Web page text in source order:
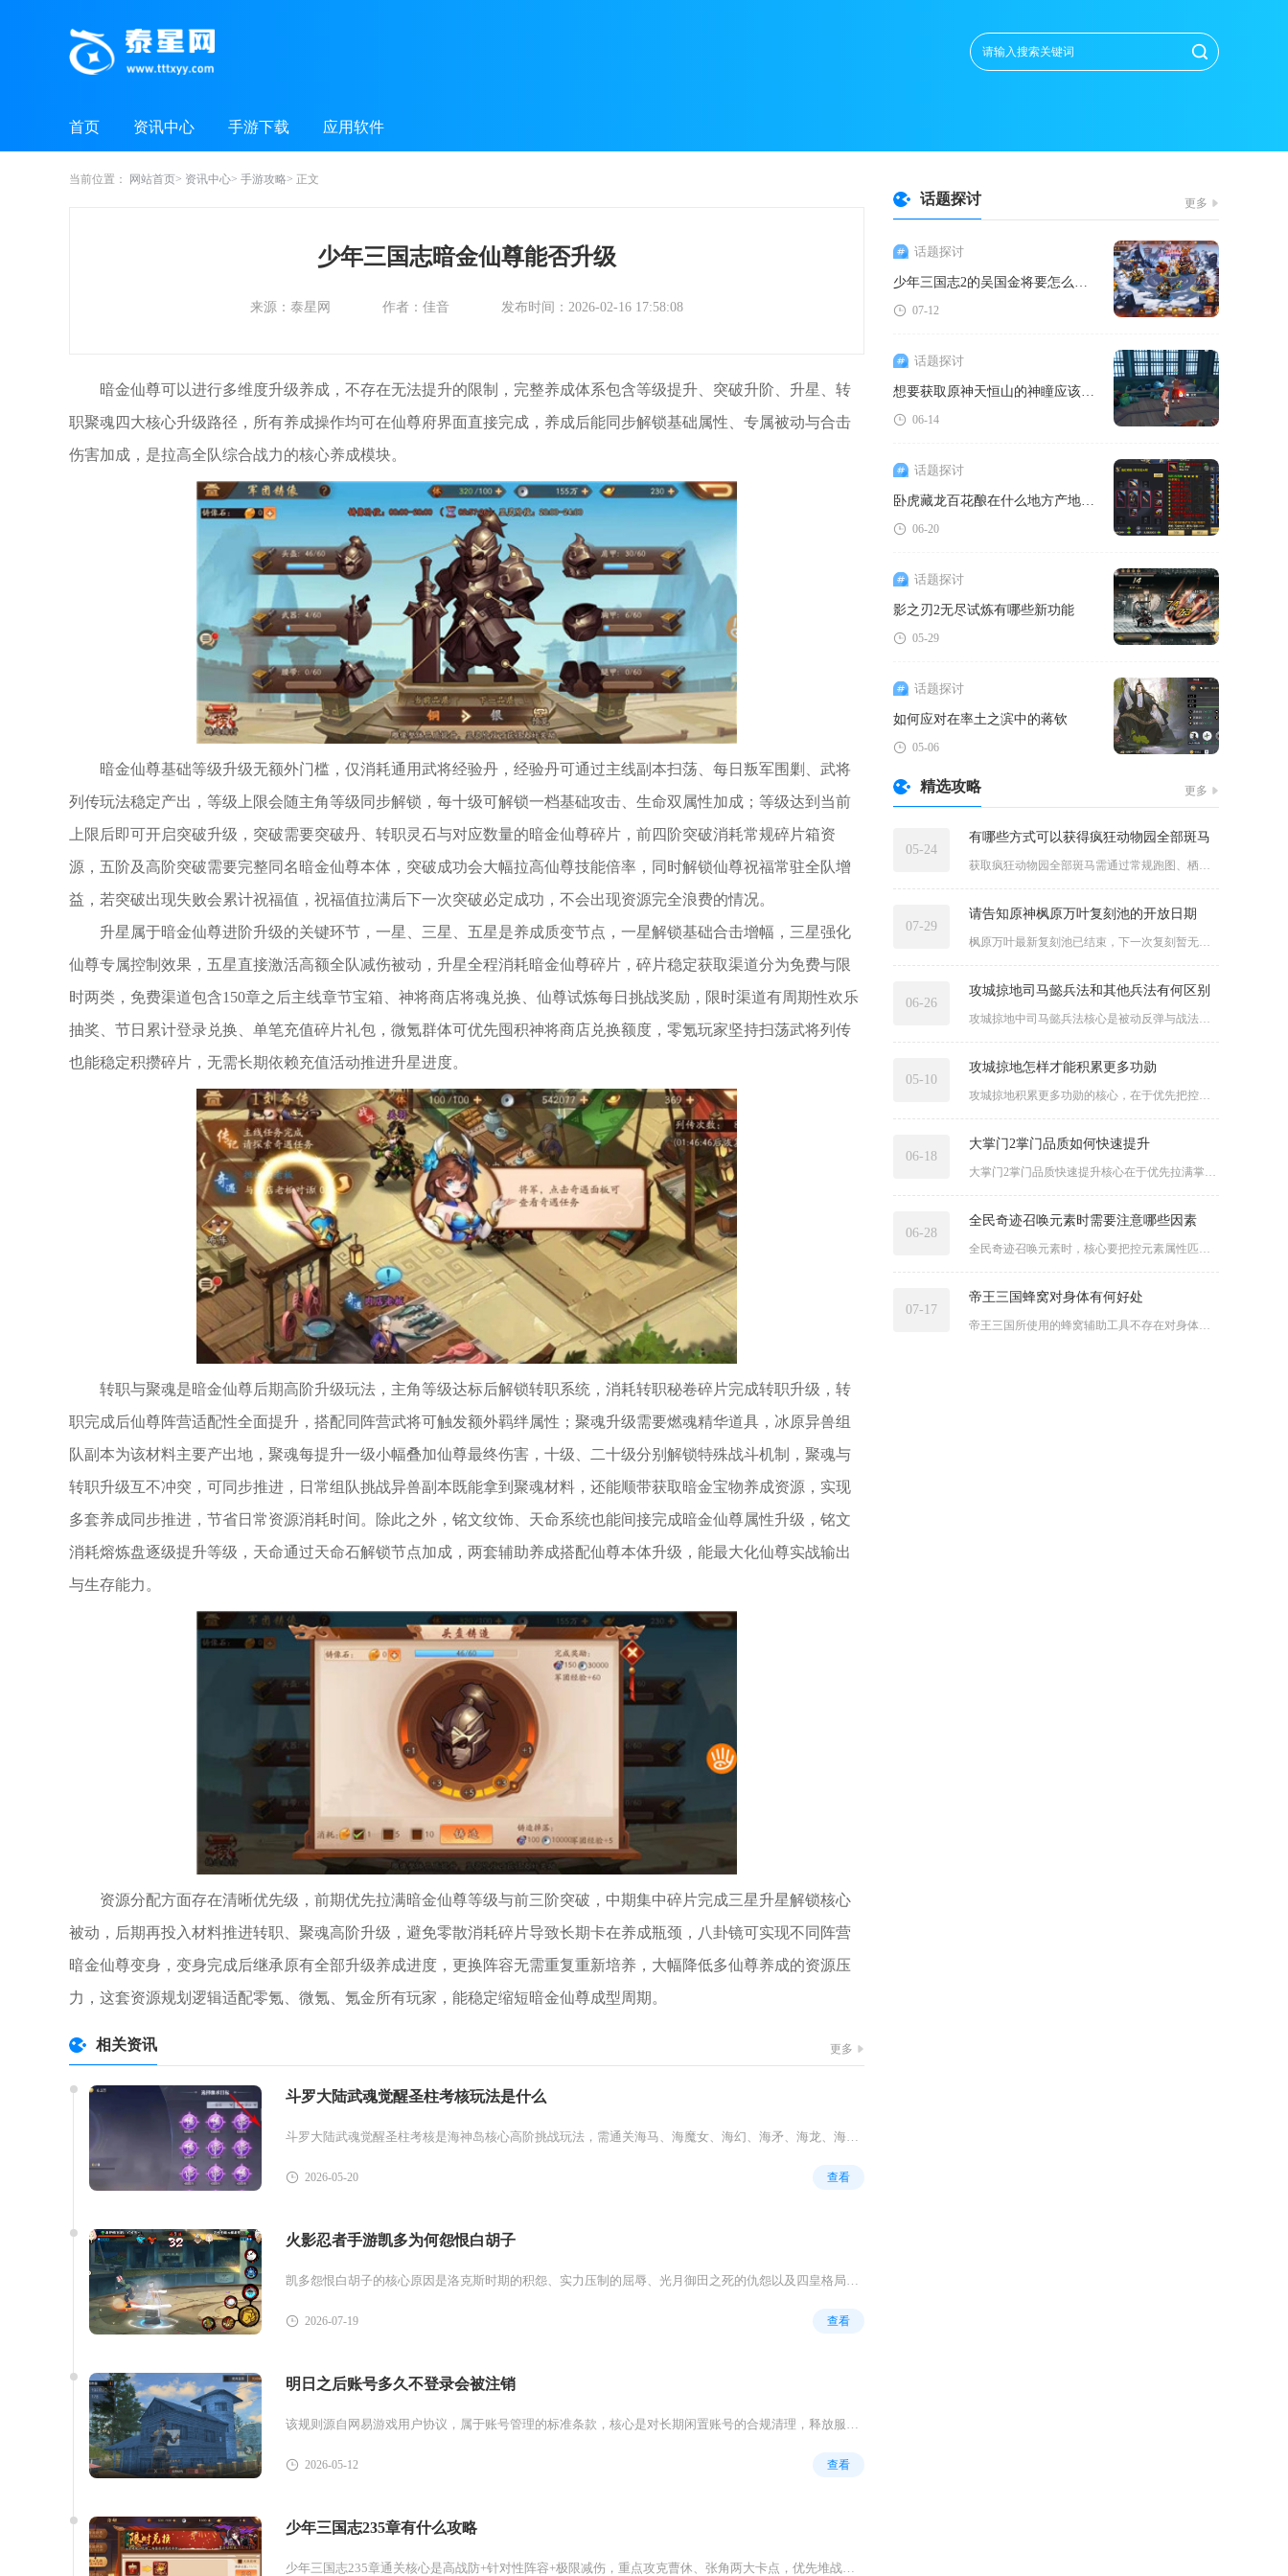
首页 资讯中心 手游下载 应用软件
当前位置： 网站首页 资讯中心 手游攻略 正文
少年三国志暗金仙尊能否升级
来源：泰星网 作者：佳音 发布时间：2026-02-16 17:58:08
暗金仙尊可以进行多维度升级养成，不存在无法提升的限制，完整养成体系包含等级提升、突破升阶、升星、转
职聚魂四大核心升级路径，所有养成操作均可在仙尊府界面直接完成，养成后能同步解锁基础属性、专属被动与合击
伤害加成，是拉高全队综合战力的核心养成模块。
暗金仙尊基础等级升级无额外门槛，仅消耗通用武将经验丹，经验丹可通过主线副本扫荡、每日叛军围剿、武将
列传玩法稳定产出，等级上限会随主角等级同步解锁，每十级可解锁一档基础攻击、生命双属性加成；等级达到当前
上限后即可开启突破升级，突破需要突破丹、转职灵石与对应数量的暗金仙尊碎片，前四阶突破消耗常规碎片箱资
源，五阶及高阶突破需要完整同名暗金仙尊本体，突破成功会大幅拉高仙尊技能倍率，同时解锁仙尊祝福常驻全队增
益，若突破出现失败会累计祝福值，祝福值拉满后下一次突破必定成功，不会出现资源完全浪费的情况。
升星属于暗金仙尊进阶升级的关键环节，一星、三星、五星是养成质变节点，一星解锁基础合击增幅，三星强化
仙尊专属控制效果，五星直接激活高额全队减伤被动，升星全程消耗暗金仙尊碎片，碎片稳定获取渠道分为免费与限
时两类，免费渠道包含150章之后主线章节宝箱、神将商店将魂兑换、仙尊试炼每日挑战奖励，限时渠道有周期性欢乐
抽奖、节日累计登录兑换、单笔充值碎片礼包，微氪群体可优先囤积神将商店兑换额度，零氪玩家坚持扫荡武将列传
也能稳定积攒碎片，无需长期依赖充值活动推进升星进度。
转职与聚魂是暗金仙尊后期高阶升级玩法，主角等级达标后解锁转职系统，消耗转职秘卷碎片完成转职升级，转
职完成后仙尊阵营适配性全面提升，搭配同阵营武将可触发额外羁绊属性；聚魂升级需要燃魂精华道具，冰原异兽组
队副本为该材料主要产出地，聚魂每提升一级小幅叠加仙尊最终伤害，十级、二十级分别解锁特殊战斗机制，聚魂与
转职升级互不冲突，可同步推进，日常组队挑战异兽副本既能拿到聚魂材料，还能顺带获取暗金宝物养成资源，实现
多套养成同步推进，节省日常资源消耗时间。除此之外，铭文纹饰、天命系统也能间接完成暗金仙尊属性升级，铭文
消耗熔炼盘逐级提升等级，天命通过天命石解锁节点加成，两套辅助养成搭配仙尊本体升级，能最大化仙尊实战输出
与生存能力。
资源分配方面存在清晰优先级，前期优先拉满暗金仙尊等级与前三阶突破，中期集中碎片完成三星升星解锁核心
被动，后期再投入材料推进转职、聚魂高阶升级，避免零散消耗碎片导致长期卡在养成瓶颈，八卦镜可实现不同阵营
暗金仙尊变身，变身完成后继承原有全部升级养成进度，更换阵容无需重复重新培养，大幅降低多仙尊养成的资源压
力，这套资源规划逻辑适配零氪、微氪、氪金所有玩家，能稳定缩短暗金仙尊成型周期。
相关资讯 更多
斗罗大陆武魂觉醒圣柱考核玩法是什么
斗罗大陆武魂觉醒圣柱考核是海神岛核心高阶挑战玩法，需通关海马、海魔女、海幻、海矛、海龙、海星、海神七大圣柱，击败各柱守护...
2026-05-20 查看
火影忍者手游凯多为何怨恨白胡子
凯多怨恨白胡子的核心原因是洛克斯时期的积怨、实力压制的屈辱、光月御田之死的仇怨以及四皇格局的利益冲突，多重矛盾叠加让二人...
2026-07-19 查看
明日之后账号多久不登录会被注销
该规则源自网易游戏用户协议，属于账号管理的标准条款，核心是对长期闲置账号的合规清理，释放服务器资源并保障用户数据安全。注...
2026-05-12 查看
少年三国志235章有什么攻略
少年三国志235章通关核心是高战防+针对性阵容+极限减伤，重点攻克曹休、张角两大卡点，优先堆战防至100+、减伤60+，...
话题探讨 更多
话题探讨
07-12
话题探讨
06-14
话题探讨
06-20
话题探讨
影之刃2无尽试炼有哪些新功能
05-29
话题探讨
如何应对在率土之滨中的蒋钦
05-06
精选攻略 更多
05-24
有哪些方式可以获得疯狂动物园全部斑马
07-29
请告知原神枫原万叶复刻池的开放日期
06-26
攻城掠地司马懿兵法和其他兵法有何区别
05-10
攻城掠地怎样才能积累更多功勋
06-18
大掌门2掌门品质如何快速提升
06-28
全民奇迹召唤元素时需要注意哪些因素
07-17
帝王三国蜂窝对身体有何好处